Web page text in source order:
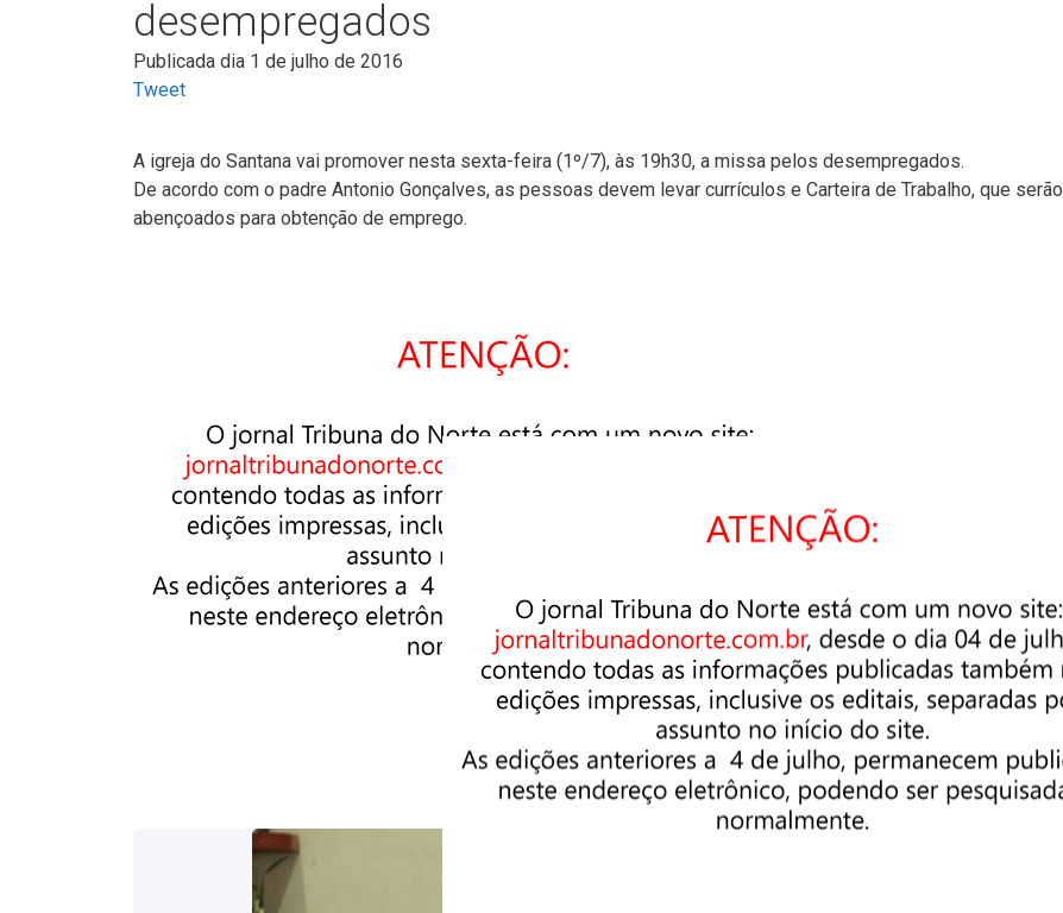
desempregados
Publicada dia 1 de julho de 2016
Tweet
A igreja do Santana vai promover nesta sexta-feira (1º/7), às 19h30, a missa pelos desempregados.
De acordo com o padre Antonio Gonçalves, as pessoas devem levar currículos e Carteira de Trabalho, que serão
abençoados para obtenção de emprego.